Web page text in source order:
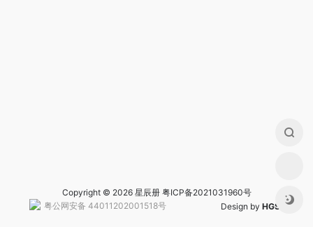
Copyright © 2026 星辰册 粤ICP备2021031960号
粤公网安备 44011202001518号Design by HGS